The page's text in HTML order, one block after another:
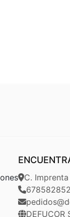
C.
678582852
DEFUCOR